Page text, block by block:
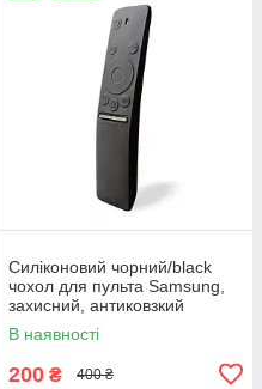
Силіконовий чорний/black
чохол для пульта Samsung,
захисний, антиковзкий
В наявності
200 ₴ 400 ₴